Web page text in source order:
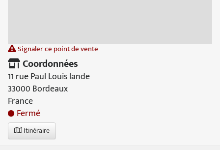
Signaler ce point de vente
Coordonnées
11 rue Paul Louis lande
33000 Bordeaux
France
Fermé
Itinéraire